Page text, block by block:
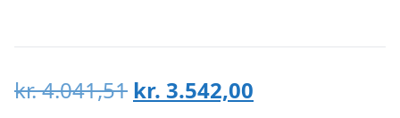
kr.4.041,51 Den
kr. 3.542,00